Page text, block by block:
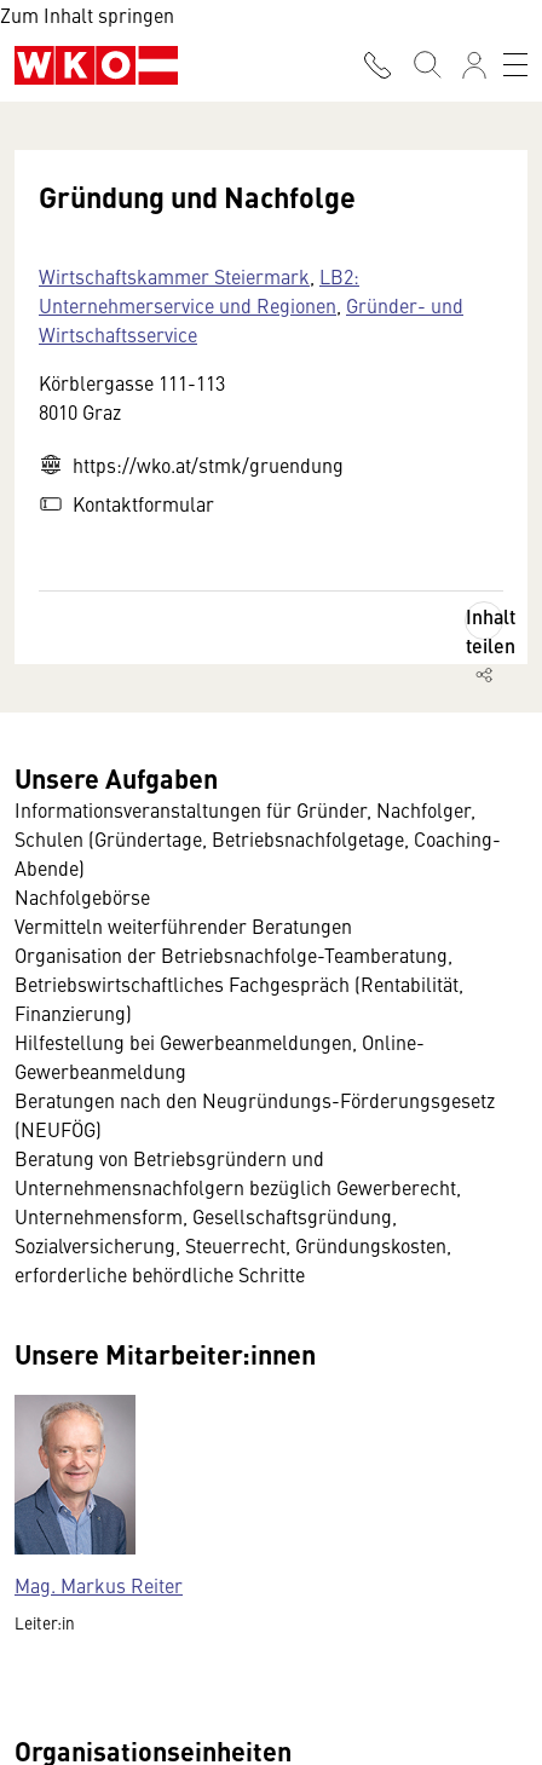
Zum Inhalt springen
Gründung und Nachfolge
Wirtschaftskammer Steiermark LB2:
Unternehmerservice und Regionen Gründer- und
Wirtschaftsservice
Körblergasse 111-113
8010 Graz
https://wko.at/stmk/gruendung
Kontaktformular
Inhalt
teilen
Unsere Aufgaben
Informationsveranstaltungen für Gründer, Nachfolger,
Schulen (Gründertage, Betriebsnachfolgetage, Coaching-
Abende)
Nachfolgebörse
Vermitteln weiterführender Beratungen
Organisation der Betriebsnachfolge-Teamberatung,
Betriebswirtschaftliches Fachgespräch (Rentabilität,
Finanzierung)
Hilfestellung bei Gewerbeanmeldungen, Online-
Gewerbeanmeldung
Beratungen nach den Neugründungs-Förderungsgesetz
(NEUFÖG)
Beratung von Betriebsgründern und
Unternehmensnachfolgern bezüglich Gewerberecht,
Unternehmensform, Gesellschaftsgründung,
Sozialversicherung, Steuerrecht, Gründungskosten,
erforderliche behördliche Schritte
Unsere Mitarbeiter:innen
Mag. Markus Reiter
Leiter:in
Organisationseinheiten